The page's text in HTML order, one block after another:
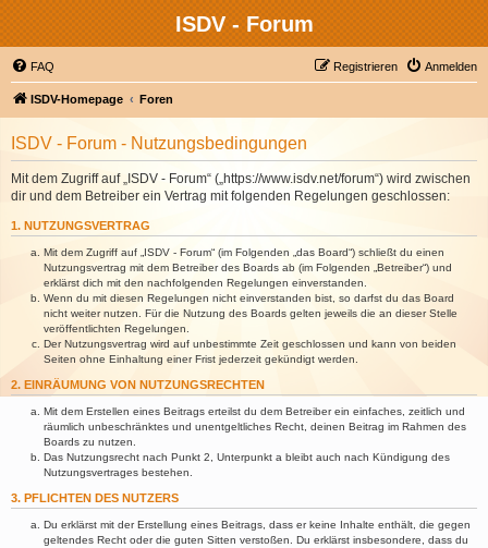
ISDV - Forum
FAQ Anmelden
Registrieren
ISDV-Homepage Foren
ISDV - Forum - Nutzungsbedingungen
Mit dem Zugriff auf „ISDV - Forum“ („https://www.isdv.net/forum“) wird zwischen
dir und dem Betreiber ein Vertrag mit folgenden Regelungen geschlossen:
1. NUTZUNGSVERTRAG
Mit dem Zugriff auf „ISDV - Forum“ (im Folgenden „das Board“) schließt du einen
Nutzungsvertrag mit dem Betreiber des Boards ab (im Folgenden „Betreiber“) und
erklärst dich mit den nachfolgenden Regelungen einverstanden.
Wenn du mit diesen Regelungen nicht einverstanden bist, so darfst du das Board
nicht weiter nutzen. Für die Nutzung des Boards gelten jeweils die an dieser Stelle
veröffentlichten Regelungen.
Der Nutzungsvertrag wird auf unbestimmte Zeit geschlossen und kann von beiden
Seiten ohne Einhaltung einer Frist jederzeit gekündigt werden.
2. EINRÄUMUNG VON NUTZUNGSRECHTEN
Mit dem Erstellen eines Beitrags erteilst du dem Betreiber ein einfaches, zeitlich und
räumlich unbeschränktes und unentgeltliches Recht, deinen Beitrag im Rahmen des
Boards zu nutzen.
Das Nutzungsrecht nach Punkt 2, Unterpunkt a bleibt auch nach Kündigung des
Nutzungsvertrages bestehen.
3. PFLICHTEN DES NUTZERS
Du erklärst mit der Erstellung eines Beitrags, dass er keine Inhalte enthält, die gegen
geltendes Recht oder die guten Sitten verstoßen. Du erklärst insbesondere, dass du